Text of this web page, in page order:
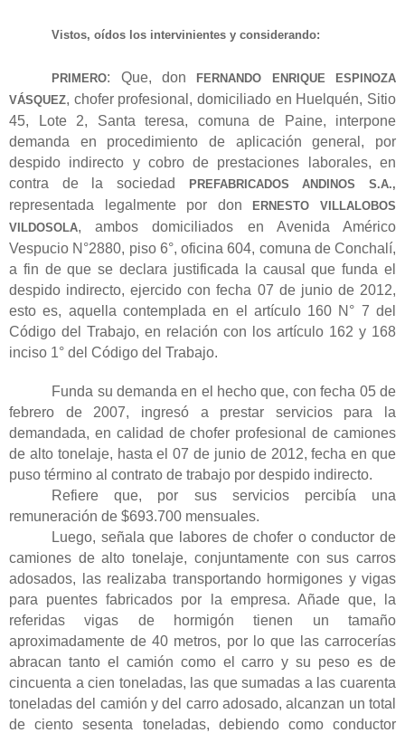
Vistos, oídos los intervinientes y considerando:
PRIMERO: Que, don
FERNANDO ENRIQUE ESPINOZA
VÁSQUEZ, chofer profesional, domiciliado en Huelquén, Sitio
45, Lote 2, Santa teresa, comuna de Paine, interpone
demanda en procedimiento de aplicación general, por
despido indirecto y cobro de prestaciones laborales, en
contra de la sociedad
PREFABRICADOS ANDINOS S.A.,
representada legalmente por don
ERNESTO VILLALOBOS
VILDOSOLA, ambos domiciliados en Avenida Américo
Vespucio N°2880, piso 6°, oficina 604, comuna de Conchalí,
a fin de que se declara justificada la causal que funda el
despido indirecto, ejercido con fecha 07 de junio de 2012,
esto es, aquella contemplada en el artículo 160 N° 7 del
Código del Trabajo, en relación con los artículo 162 y 168
inciso 1° del Código del Trabajo.
Funda su demanda en el hecho que, con fecha 05 de
febrero de 2007, ingresó a prestar servicios para la
demandada, en calidad de chofer profesional de camiones
de alto tonelaje, hasta el 07 de junio de 2012, fecha en que
puso término al contrato de trabajo por despido indirecto.
Refiere que, por sus servicios percibía una
remuneración de $693.700 mensuales.
Luego, señala que labores de chofer o conductor de
camiones de alto tonelaje, conjuntamente con sus carros
adosados, las realizaba transportando hormigones y vigas
para puentes fabricados por la empresa. Añade que, la
referidas vigas de hormigón tienen un tamaño
aproximadamente de 40 metros, por lo que las carrocerías
abracan tanto el camión como el carro y su peso es de
cincuenta a cien toneladas, las que sumadas a las cuarenta
toneladas del camión y del carro adosado, alcanzan un total
de ciento sesenta toneladas, debiendo como conductor